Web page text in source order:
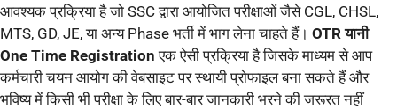
आवश्यक प्रक्रिया है जो SSC द्वारा आयोजित परीक्षाओं जैसे CGL, CHSL,
MTS, GD, JE, या अन्य Phase भर्ती में भाग लेना चाहते हैं। OTR यानी
One Time Registration एक ऐसी प्रक्रिया है जिसके माध्यम से आप
कर्मचारी चयन आयोग की वेबसाइट पर स्थायी प्रोफाइल बना सकते हैं और
भविष्य में किसी भी परीक्षा के लिए बार-बार जानकारी भरने की जरूरत नहीं